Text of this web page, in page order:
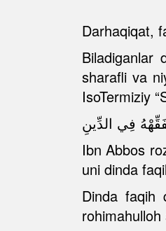
Darhaqiqat,
Biladiganlar
sharafli va
IsoTermiziy
Ibn Abbos
uni dinda
Dinda faqih